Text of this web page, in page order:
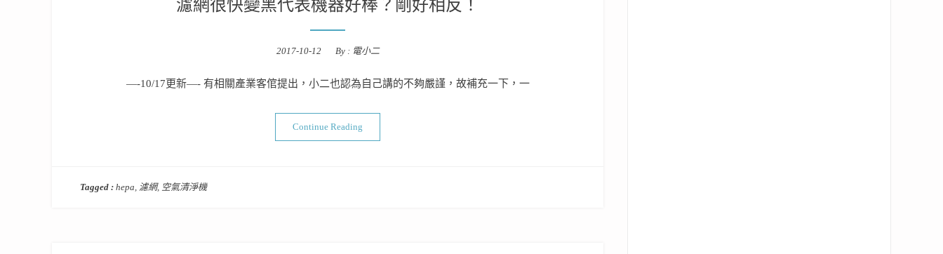
濾網很快變黑代表機器好棒？剛好相反！
Posted
2017-10-12 By : 電小二
—-10/17更新—- 有相關產業客倌提出，小二也認為自己講的不夠嚴謹，故補充一下，一
Continue Reading
Tagged : hepa 濾網, 空氣清淨機